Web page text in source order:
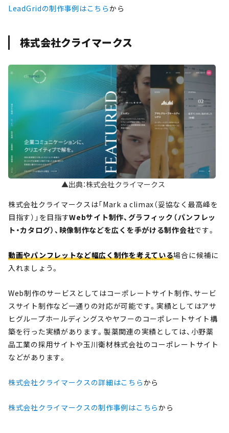
LeadGridの制作事例はこちらから
株式会社クライマークス
▲出典：株式会社クライマークス
株式会社クライマークスは「Mark a climax（妥協なく最高峰を
目指す）」を目指すWebサイト制作、グラフィック（パンフレッ
ト・カタログ）、映像制作などを広くを手がける制作会社です。
動画やパンフレットなど幅広く制作を考えている場合に候補に
入れましょう。
Web制作のサービスとしてはコーポレートサイト制作、サービ
スサイト制作など一通りの対応が可能です。実績としてはアサ
ヒグループホールディングスやヤフーのコーポレートサイト構
築を行った実績があります。製薬関連の実績としては、小野薬
品工業の採用サイトや玉川衛材株式会社のコーポレートサイト
などがあります。
株式会社クライマークスの詳細はこちらから
株式会社クライマークスの制作事例はこちらから